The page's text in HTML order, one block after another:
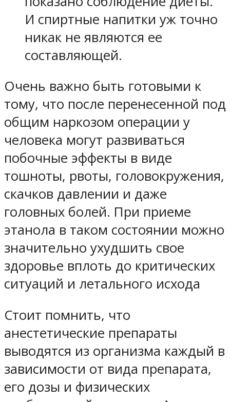
И спиртные напитки уж точно
никак не являются ее
составляющей.
Очень важно быть готовыми к
тому, что после перенесенной под
общим наркозом операции у
человека могут развиваться
побочные эффекты в виде
тошноты, рвоты, головокружения,
скачков давлении и даже
головных болей. При приеме
этанола в таком состоянии можно
значительно ухудшить свое
здоровье вплоть до критических
ситуаций и летального исхода
Стоит помнить, что
анестетические препараты
выводятся из организма каждый в
зависимости от вида препарата,
его дозы и физических